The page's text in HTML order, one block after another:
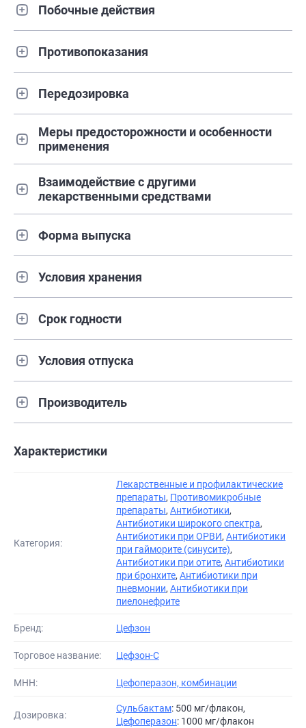
Побочные действия
Противопоказания
Передозировка
Меры предосторожности и особенности
применения
Взаимодействие с другими
лекарственными средствами
Форма выпуска
Условия хранения
Срок годности
Условия отпуска
Производитель
Характеристики
Категория:
Лекарственные и профилактические
препараты, Противомикробные
препараты, Антибиотики,
Антибиотики широкого спектра,
Антибиотики при ОРВИ, Антибиотики
при гайморите (синусите),
Антибиотики при отите, Антибиотики
при бронхите, Антибиотики при
пневмонии, Антибиотики при
пиелонефрите
Бренд: Цефзон
Торговое название: Цефзон-С
МНН: Цефоперазон, комбинации
Дозировка:
Сульбактам: 500 мг/флакон,
Цефоперазон: 1000 мг/флакон